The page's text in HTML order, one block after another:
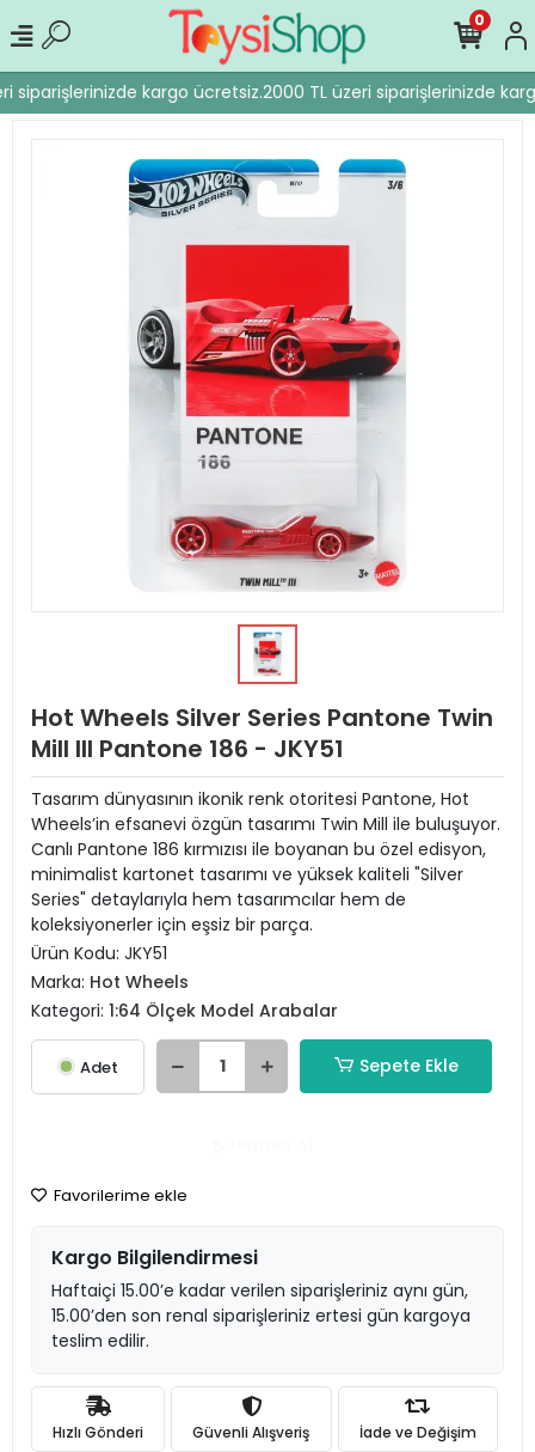
siparişlerinizde kargo ücretsiz.2000 TL üzeri siparişlerinizde
0
Hot Wheels Silver Series Pantone Twin
Mill III Pantone 186 - JKY51
Tasarım dünyasının ikonik renk otoritesi Pantone, Hot
Wheels’in efsanevi özgün tasarımı Twin Mill ile buluşuyor.
Canlı Pantone 186 kırmızısı ile boyanan bu özel edisyon,
minimalist kartonet tasarımı ve yüksek kaliteli "Silver
Series" detaylarıyla hem tasarımcılar hem de
koleksiyonerler için eşsiz bir parça.
Ürün Kodu: JKY51
Marka: Hot Wheels
Kategori: 1:64 Ölçek Model Arabalar
Adet Sepete Ekle
Favorilerime ekle
Kargo Bilgilendirmesi
Haftaiçi 15.00’e kadar verilen siparişleriniz aynı gün,
15.00’den son renal siparişleriniz ertesi gün kargoya
teslim edilir.
Hızlı Gönderi Güvenli Alışveriş İade ve Değişim